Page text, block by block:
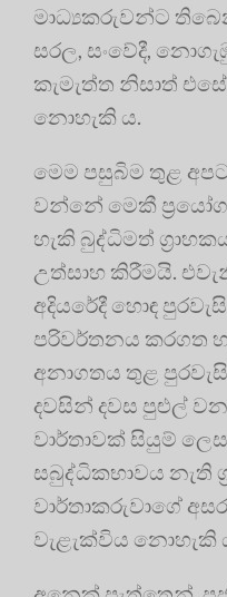
මාධ්‍යකරුවන්ට
සරල, සංවේදී,
කැමැත්ත නිසාත්
නොහැකි ය.
මෙම පසුබිම තුළ
වන්නේ මෙකී
හැකි බුද්ධිමත්
උත්සාහ කිරීමයි.
අදියරේදී හොඳ
පරිවර්තනය කරගත
අනාගතය තුළ
දවසින් දවස පුළුල් වන
වාර්තාවක් සියුම්
සබුද්ධිකභාවය නැති
වාර්තාකරුවාගේ
වැළැක්විය නොහැකි